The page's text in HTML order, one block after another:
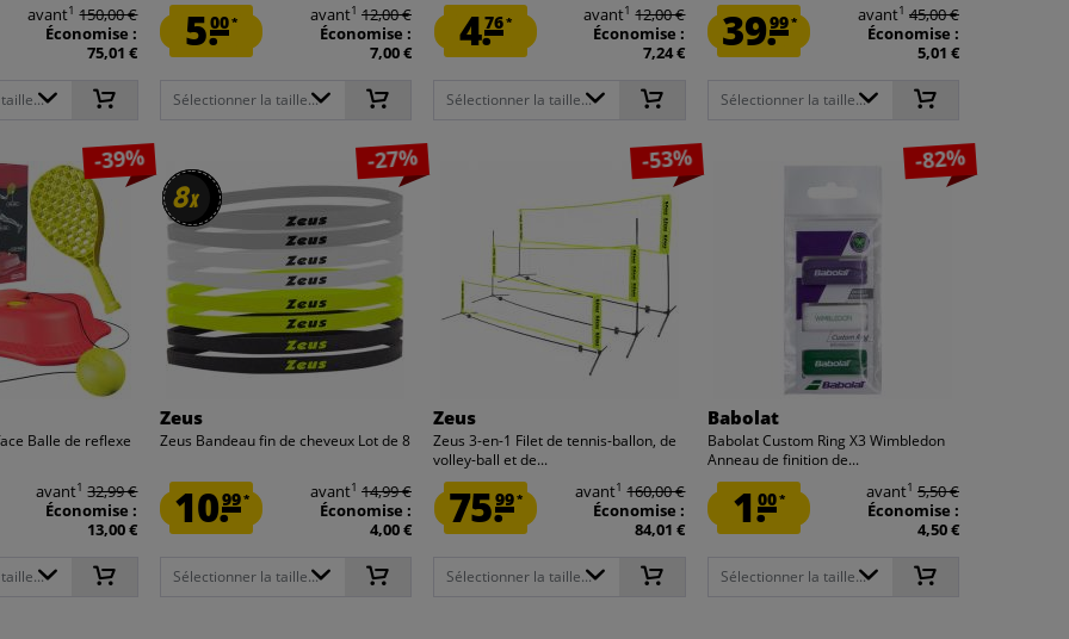
avant1 150,00 €
Économise :
75,01 €
5.00* avant1 12,00 €
Économise :
7,00 €
Sélectionner la taille...
4.76* avant1 12,00 €
Économise :
7,24 €
Sélectionner la taille...
39.99* avant1 45,00 €
Économise :
5,01 €
Sélectionner la taille...
-39%
Balle de reflexe
avant1 32,99 €
Économise :
13,00 €
8x
8x
-27%
Zeus
Zeus Bandeau fin de cheveux Lot de 8
10.99* avant1 14,99 €
Économise :
4,00 €
Sélectionner la taille...
-53%
Zeus
Zeus 3-en-1 Filet de tennis-ballon, de
volley-ball et de...
75.99* avant1 160,00 €
Économise :
84,01 €
Sélectionner la taille...
-82%
Babolat
Babolat Custom Ring X3 Wimbledon
Anneau de finition de...
1.00* avant1 5,50 €
Économise :
4,50 €
Sélectionner la taille...